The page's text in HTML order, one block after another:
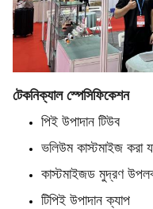
টেকনিক্যাল স্পেসিফিকেশন
পিই উপাদান টিউব
ভলিউম কাস্টমাইজ করা
কাস্টমাইজড মুদ্রণ
টিপিই উপাদান ক্যাপ